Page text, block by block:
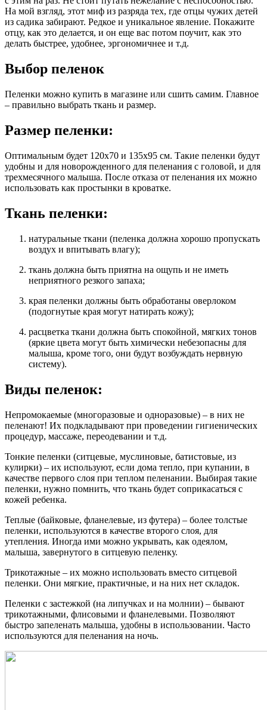
На мой взгляд, этот миф из разряда тех, где отцы чужих детей
из садика забирают. Редкое и уникальное явление. Покажите
отцу, как это делается, и он еще вас потом поучит, как это
делать быстрее, удобнее, эргономичнее и т.д.
Выбор пеленок
Пеленки можно купить в магазине или сшить самим. Главное
– правильно выбрать ткань и размер.
Размер пеленки:
Оптимальным будет 120х70 и 135х95 см. Такие пеленки будут
удобны и для новорожденного для пеленания с головой, и для
трехмесячного малыша. После отказа от пеленания их можно
использовать как простынки в кроватке.
Ткань пеленки:
натуральные ткани (пеленка должна хорошо пропускать
воздух и впитывать влагу);
ткань должна быть приятна на ощупь и не иметь
неприятного резкого запаха;
края пеленки должны быть обработаны оверлоком
(подогнутые края могут натирать кожу);
расцветка ткани должна быть спокойной, мягких тонов
(яркие цвета могут быть химически небезопасны для
малыша, кроме того, они будут возбуждать нервную
систему).
Виды пеленок:
Непромокаемые (многоразовые и одноразовые) – в них не
пеленают! Их подкладывают при проведении гигиенических
процедур, массаже, переодевании и т.д.
Тонкие пеленки (ситцевые, муслиновые, батистовые, из
кулирки) – их используют, если дома тепло, при купании, в
качестве первого слоя при теплом пеленании. Выбирая такие
пеленки, нужно помнить, что ткань будет соприкасаться с
кожей ребенка.
Теплые (байковые, фланелевые, из футера) – более толстые
пеленки, используются в качестве второго слоя, для
утепления. Иногда ими можно укрывать, как одеялом,
малыша, завернутого в ситцевую пеленку.
Трикотажные – их можно использовать вместо ситцевой
пеленки. Они мягкие, практичные, и на них нет складок.
Пеленки с застежкой (на липучках и на молнии) – бывают
трикотажными, флисовыми и фланелевыми. Позволяют
быстро запеленать малыша, удобны в использовании. Часто
используются для пеленания на ночь.